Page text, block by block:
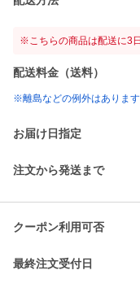
※こちらの商品は配送に3
配送料金（送料）
※離島などの例外はありま
お届け日指定
注文から発送まで
クーポン利用可否
最終注文受付日